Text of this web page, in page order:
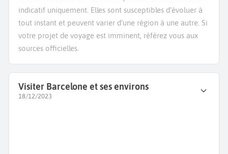
indicatif uniquement. Elles sont susceptibles d’évoluer à
tout instant et peuvent varier d’une région à une autre. Si
votre projet de voyage est imminent, référez vous aux
sources officielles.
Visiter Barcelone et ses environs
18/12/2023